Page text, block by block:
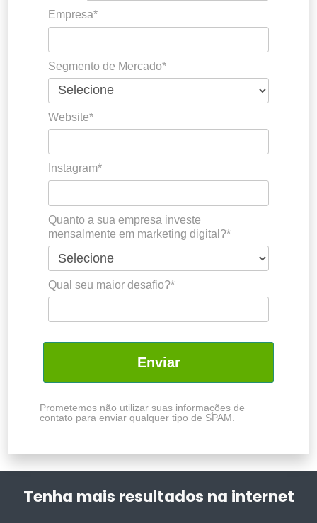
Empresa*
Segmento de Mercado*
Website*
Instagram*
Quanto a sua empresa investe
mensalmente em marketing digital?*
Qual seu maior desafio?*
Enviar
Prometemos não utilizar suas informações de
contato para enviar qualquer tipo de SPAM.
Tenha mais resultados na internet